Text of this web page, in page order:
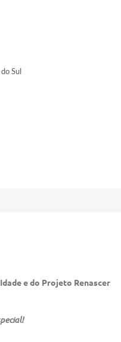
Sul
e do Projeto Renascer